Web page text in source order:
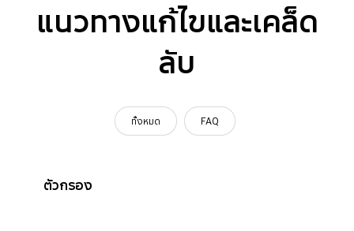
แนวทางแก้ไขและเคล็ด
ลับ
ทั้งหมด FAQ
ตัวกรอง